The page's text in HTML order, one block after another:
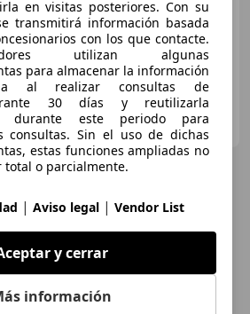
Gasolina 283 kW (385 CV)
en visitas posteriores. Con su
transmitirá información basada
con los que contacte.
utilizan algunas
para almacenar la información
al realizar consultas de
30 días y reutilizarla
durante este periodo para
consultas. Sin el uso de dichas
estas funciones ampliadas no
o parcialmente.
| Aviso legal | Vendor List
y cerrar
información